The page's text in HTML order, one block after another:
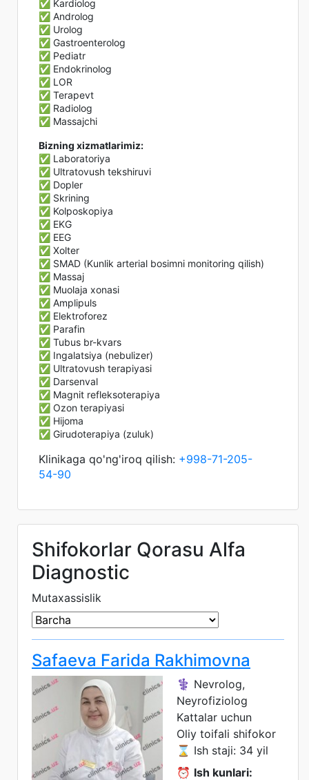
✅ Kardiolog
✅ Androlog
✅ Urolog
✅ Gastroenterolog
✅ Pediatr
✅ Endokrinolog
✅ LOR
✅ Terapevt
✅ Radiolog
✅ Massajchi
Bizning xizmatlarimiz:
✅ Laboratoriya
✅ Ultratovush tekshiruvi
✅ Dopler
✅ Skrining
✅ Kolposkopiya
✅ EKG
✅ EEG
✅ Xolter
✅ SMAD (Kunlik arterial bosimni monitoring qilish)
✅ Massaj
✅ Muolaja xonasi
✅ Amplipuls
✅ Elektroforez
✅ Parafin
✅ Tubus br-kvars
✅ Ingalatsiya (nebulizer)
✅ Ultratovush terapiyasi
✅ Darsenval
✅ Magnit refleksoterapiya
✅ Ozon terapiyasi
✅ Hijoma
✅ Girudoterapiya (zuluk)
Klinikaga qo'ng'iroq qilish: +998-71-205-
54-90
Shifokorlar Qorasu Alfa
Diagnostic
Mutaxassislik
Safaeva Farida Rakhimovna
⚕️ Nevrolog,
Neyrofiziolog
Kattalar uchun
Oliy toifali shifokor
⌛ Ish staji: 34 yil
⏰ Ish kunlari: